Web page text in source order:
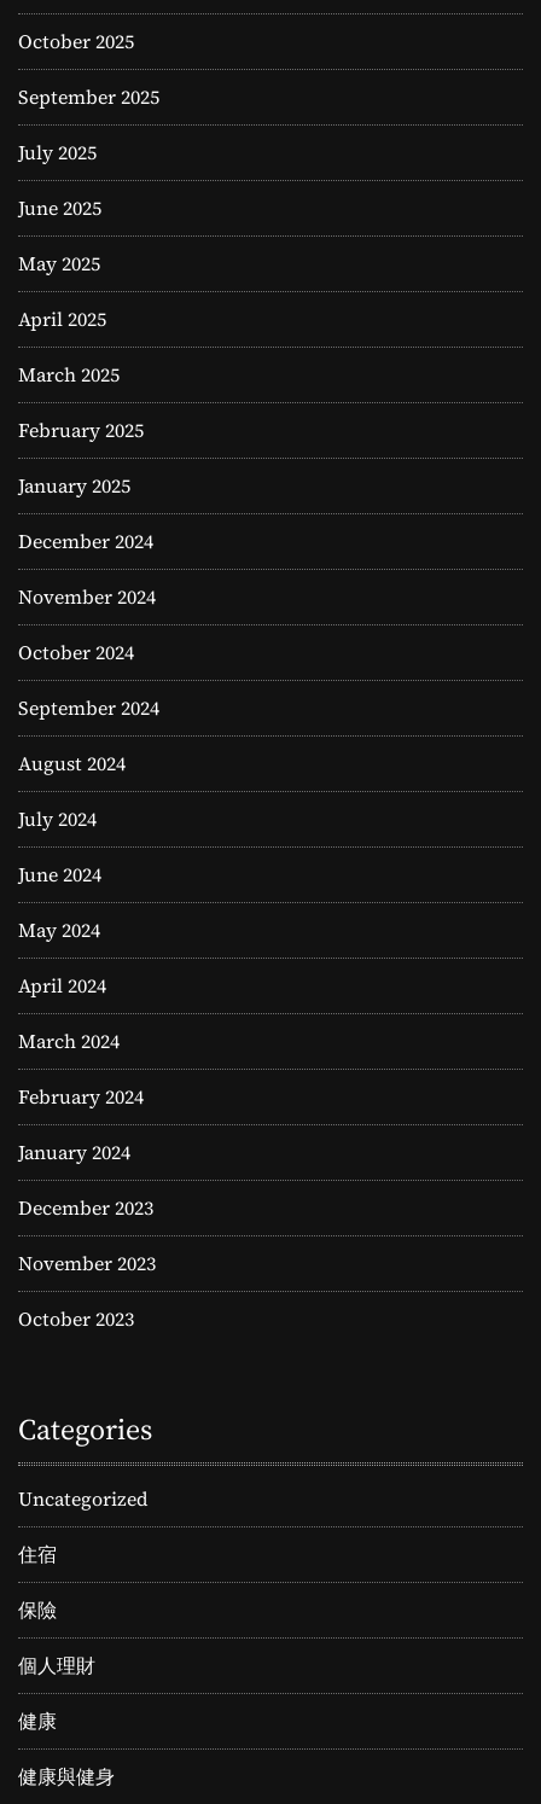
October 2025
September 2025
July 2025
June 2025
May 2025
April 2025
March 2025
February 2025
January 2025
December 2024
November 2024
October 2024
September 2024
August 2024
July 2024
June 2024
May 2024
April 2024
March 2024
February 2024
January 2024
December 2023
November 2023
October 2023
Categories
Uncategorized
住宿
保險
個人理財
健康
健康與健身